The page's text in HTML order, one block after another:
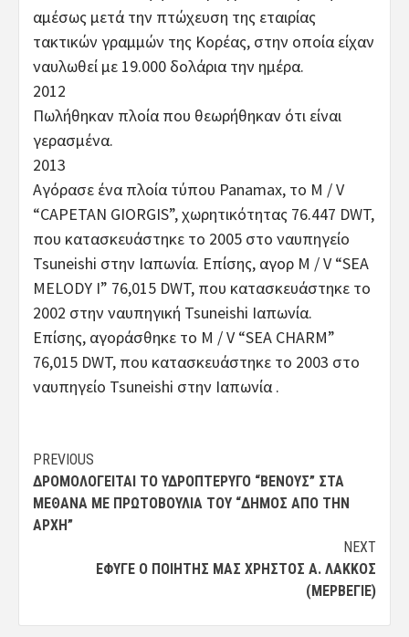
αμέσως μετά την πτώχευση της εταιρίας
τακτικών γραμμών της Κορέας, στην οποία είχαν
ναυλωθεί με 19.000 δολάρια την ημέρα.
2012
Πωλήθηκαν πλοία που θεωρήθηκαν ότι είναι
γερασμένα.
2013
Αγόρασε ένα πλοία τύπου Panamax, το M / V
“CAPETAN GIORGIS”, χωρητικότητας 76.447 DWT,
που κατασκευάστηκε το 2005 στο ναυπηγείο
Tsuneishi στην Ιαπωνία. Επίσης, αγορ M / V “SEA
MELODY I” 76,015 DWT, που κατασκευάστηκε το
2002 στην ναυπηγική Tsuneishi Ιαπωνία.
Επίσης, αγοράσθηκε το M / V “SEA CHARM”
76,015 DWT, που κατασκευάστηκε το 2003 στο
ναυπηγείο Tsuneishi στην Ιαπωνία .
Post
navigation
PREVIOUS
ΔΡΟΜΟΛΟΓΕΊΤΑΙ ΤΟ ΥΔΡΟΠΤΈΡΥΓΟ “ΒΈΝΟΥΣ” ΣΤΑ
ΜΈΘΑΝΑ ΜΕ ΠΡΩΤΟΒΟΥΛΊΑ ΤΟΥ “ΔΗΜΟΣ ΑΠΟ ΤΗΝ
ΑΡΧΗ”
NEXT
ΈΦΥΓΕ Ο ΠΟΙΗΤΉΣ ΜΑΣ ΧΡΉΣΤΟΣ Α. ΛΆΚΚΟΣ
(ΜΕΡΒΕΓΙΈ)